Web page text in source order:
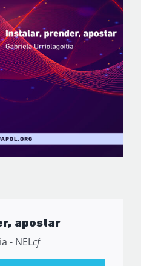
apostar
- NELcf